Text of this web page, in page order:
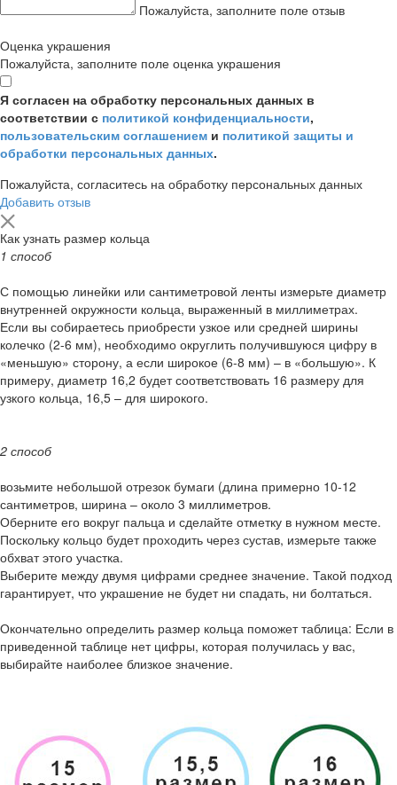
Пожалуйста, заполните поле отзыв
Оценка украшения
Пожалуйста, заполните поле оценка украшения
Я согласен на обработку персональных данных в
соответствии с политикой конфиденциальности,
пользовательским соглашением и политикой защиты и
обработки персональных данных.
Пожалуйста, согласитесь на обработку персональных данных
Добавить отзыв
Как узнать размер кольца
1 способ
С помощью линейки или сантиметровой ленты измерьте диаметр
внутренней окружности кольца, выраженный в миллиметрах.
Если вы собираетесь приобрести узкое или средней ширины
колечко (2-6 мм), необходимо округлить получившуюся цифру в
«меньшую» сторону, а если широкое (6-8 мм) – в «большую». К
примеру, диаметр 16,2 будет соответствовать 16 размеру для
узкого кольца, 16,5 – для широкого.
2 способ
возьмите небольшой отрезок бумаги (длина примерно 10-12
сантиметров, ширина – около 3 миллиметров.
Оберните его вокруг пальца и сделайте отметку в нужном месте.
Поскольку кольцо будет проходить через сустав, измерьте также
обхват этого участка.
Выберите между двумя цифрами среднее значение. Такой подход
гарантирует, что украшение не будет ни спадать, ни болтаться.
Окончательно определить размер кольца поможет таблица: Если в
приведенной таблице нет цифры, которая получилась у вас,
выбирайте наиболее близкое значение.